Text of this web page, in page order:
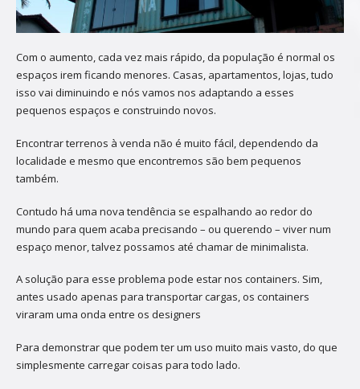
Com o aumento, cada vez mais rápido, da população é normal os
espaços irem ficando menores. Casas, apartamentos, lojas, tudo
isso vai diminuindo e nós vamos nos adaptando a esses
pequenos espaços e construindo novos.
Encontrar terrenos à venda não é muito fácil, dependendo da
localidade e mesmo que encontremos são bem pequenos
também.
Contudo há uma nova tendência se espalhando ao redor do
mundo para quem acaba precisando – ou querendo – viver num
espaço menor, talvez possamos até chamar de minimalista.
A solução para esse problema pode estar nos containers. Sim,
antes usado apenas para transportar cargas, os containers
viraram uma onda entre os designers
Para demonstrar que podem ter um uso muito mais vasto, do que
simplesmente carregar coisas para todo lado.